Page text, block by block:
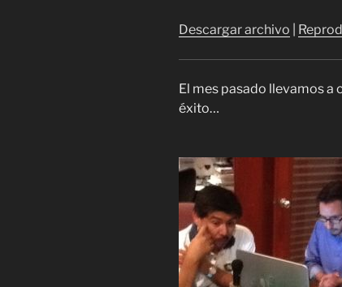
Descargar archivo
El mes pasado llevamos a
éxito…